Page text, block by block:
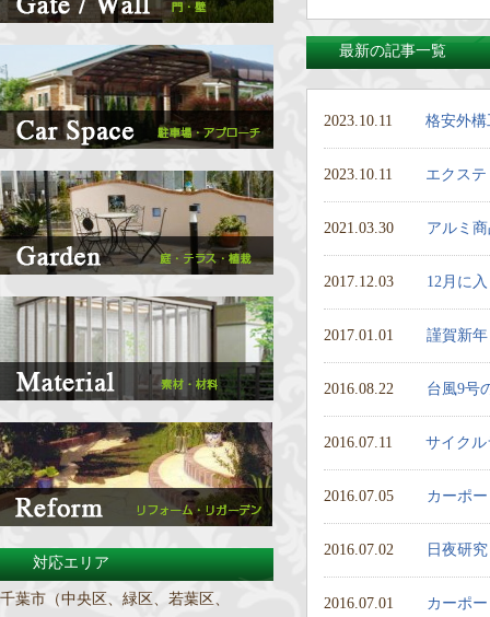
最新の記事一覧
2023.10.11 格安外
2023.10.11 エクス
2021.03.30 アルミ
2017.12.03 12月に
2017.01.01 謹賀新年
2016.08.22 台風9号
2016.07.11 サイク
2016.07.05 カーポ
2016.07.02 日夜研
2016.07.01 カーポ
対応エリア
千葉市（中央区、緑区、若葉区、